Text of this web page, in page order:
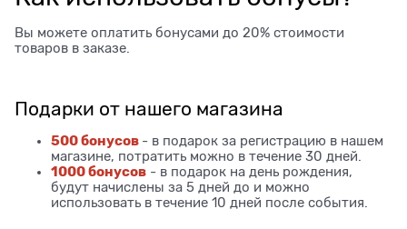
Вы можете оплатить бонусами до 20% стоимости
товаров в заказе.
Подарки от нашего магазина
500 бонусов - в подарок за регистрацию в нашем
магазине, потратить можно в течение 30 дней.
1000 бонусов - в подарок на день рождения,
будут начислены за 5 дней до и можно
использовать в течение 10 дней после события.